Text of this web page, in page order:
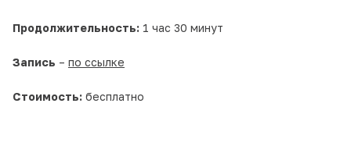
Продолжительность: 1 час 30 минут
Запись – по ссылке
Стоимость: бесплатно